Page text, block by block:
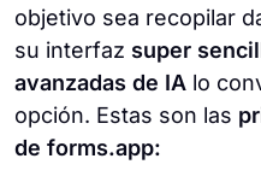
objetivo sea recopilar
su interfaz super
avanzadas de IA lo
opción. Estas son las
de forms.app: